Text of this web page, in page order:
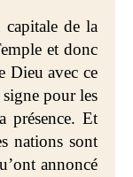
capitale de la
et donc
Dieu avec ce
pour les
présence. Et
nations sont
annoncé